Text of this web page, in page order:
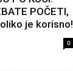
POČETI,
je korisno!
0